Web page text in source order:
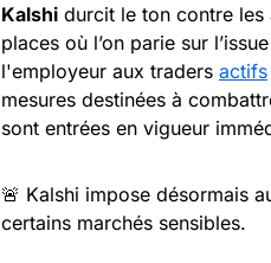
Kalshi durcit le ton contre
places où l’on parie sur
l'employeur aux traders actifs
mesures destinées à
sont entrées en vigueur
🚨 Kalshi impose désormais
certains marchés sensibles.